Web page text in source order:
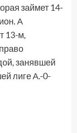
займет 14-
А
13-м,
занявшей
лиге А.-0-